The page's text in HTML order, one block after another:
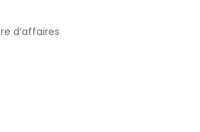
d’affaires